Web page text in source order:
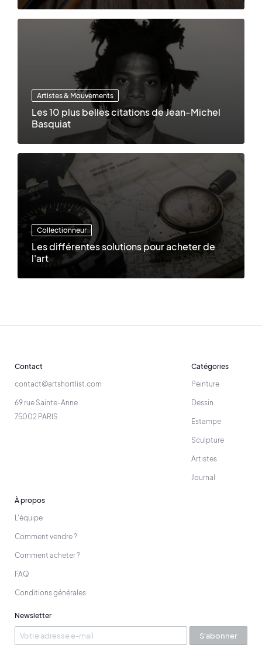
Artistes & Mouvements
Les 10 plus belles citations de Jean-Michel
Basquiat
Collectionneur
Les différentes solutions pour acheter de
l'art
Contact
contact@artshortlist.com
69 rue Sainte-Anne
75002 PARIS
Catégories
Peinture
Dessin
Estampe
Sculpture
Artistes
Journal
À propos
L'équipe
Comment vendre ?
Comment acheter ?
FAQ
Conditions générales
Newsletter
S'abonner